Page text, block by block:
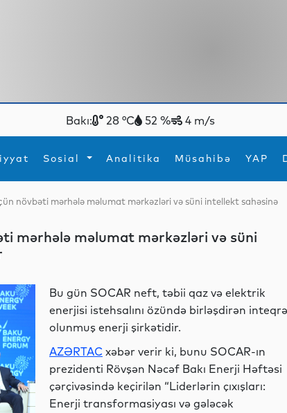
Bakı: 28 °C 52 % 4 m/s
Sosial Analitika Müsahibə YAP
İdman
Yeni texnologiyalar
növbəti mərhələ məlumat mərkəzləri və süni intellekt sahəsinə
mərhələ məlumat mərkəzləri və süni
Bu gün SOCAR neft, təbii qaz və elektrik
enerjisi istehsalını özündə birləşdirən inteqrə
olunmuş enerji şirkətidir.
AZƏRTAC xəbər verir ki, bunu SOCAR-ın
prezidenti Rövşən Nəcəf Bakı Enerji Həftəsi
çərçivəsində keçirilən “Liderlərin çıxışları:
Enerji transformasiyası və gələcək